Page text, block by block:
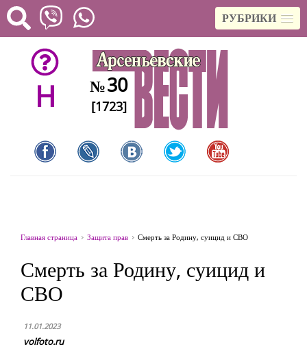
РУБРИКИ
H №30
[1723]
Главная страница Защита прав Смерть за Родину, суицид и СВО
Смерть за Родину, суицид и
СВО
11.01.2023
volfoto.ru